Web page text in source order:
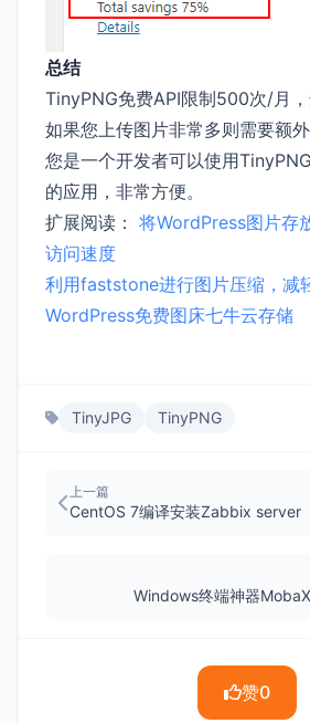
总结
TinyPNG免费API限制500次/月，
如果您上传图片非常多则需要额
您是一个开发者可以使用
的应用，非常方便。
扩展阅读： 将WordPress图片存
访问速度
利用faststone进行图片压缩，减
WordPress免费图床七牛云存储
TinyJPG TinyPNG
上一篇
CentOS 7编译安装Zabbix server
Windows终端神器
赞0